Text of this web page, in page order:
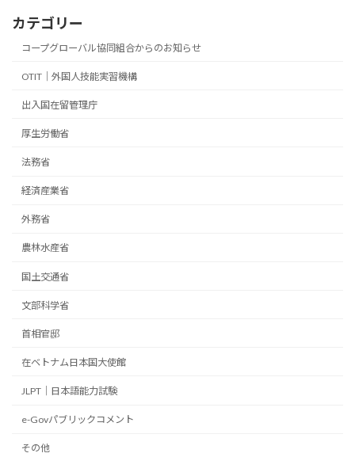
カテゴリー
コープグローバル協同組合からのお知らせ
OTIT｜外国人技能実習機構
出入国在留管理庁
厚生労働省
法務省
経済産業省
外務省
農林水産省
国土交通省
文部科学省
首相官邸
在ベトナム日本国大使館
JLPT｜日本語能力試験
e-Govパブリックコメント
その他